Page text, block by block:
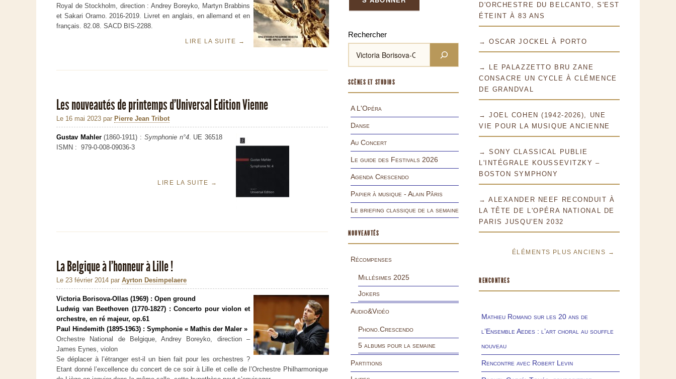
Royal de Stockholm, direction : Andrey Boreyko, Martyn Brabbins
et Sakari Oramo. 2016-2019. Livret en anglais, en allemand et en
français. 82.08. SACD BIS-2288.
LIRE LA SUITE →
Les nouveautés de printemps d’Universal Edition Vienne
Le 16 mai 2023 par Pierre Jean Tribot
Gustav Mahler(1860-1911) : Symphonie n°4. UE 36518
ISMN : 979-0-008-09036-3
LIRE LA SUITE →
La Belgique à l’honneur à Lille !
Le 23 février 2014 par Ayrton Desimpelaere
Victoria Borisova-Ollas (1969) : Open ground
Ludwig van Beethoven (1770-1827) : Concerto pour violon et
orchestre, en ré majeur, op.61
Paul Hindemith (1895-1963) : Symphonie « Mathis der Maler »
Orchestre National de Belgique, Andrey Boreyko, direction –
James Eynes, violon
Se déplacer à l’étranger est-il un bien fait pour les orchestres ?
Etant donné l’excellence du concert de ce soir à Lille et celle de l’Orchestre Philharmonique
Rechercher
SCÈNES ET STUDIOS
A L'Opéra
Danse
Au Concert
Le guide des Festivals 2026
Agenda Crescendo
Papier à musique - Alain Pâris
Le briefing classique de la semaine
NOUVEAUTÉS
Récompenses
Millésimes 2025
Jokers
Audio&Vidéo
Phono.Crescendo
5 albums pour la semaine
Partitions
D'ORCHESTRE DU BELCANTO, S'EST
ÉTEINT À 83 ANS
→ OSCAR JOCKEL À PORTO
→ LE PALAZZETTO BRU ZANE
CONSACRE UN CYCLE À CLÉMENCE
DE GRANDVAL
→ JOEL COHEN (1942-2026), UNE
VIE POUR LA MUSIQUE ANCIENNE
→ SONY CLASSICAL PUBLIE
L'INTÉGRALE KOUSSEVITZKY –
BOSTON SYMPHONY
→ ALEXANDER NEEF RECONDUIT À
LA TÊTE DE L'OPÉRA NATIONAL DE
PARIS JUSQU'EN 2032
ÉLÉMENTS PLUS ANCIENS →
RENCONTRES
Mathieu Romano sur les 20 ans de
l’Ensemble Aedes : l’art choral au souffle
nouveau
Rencontre avec Robert Levin